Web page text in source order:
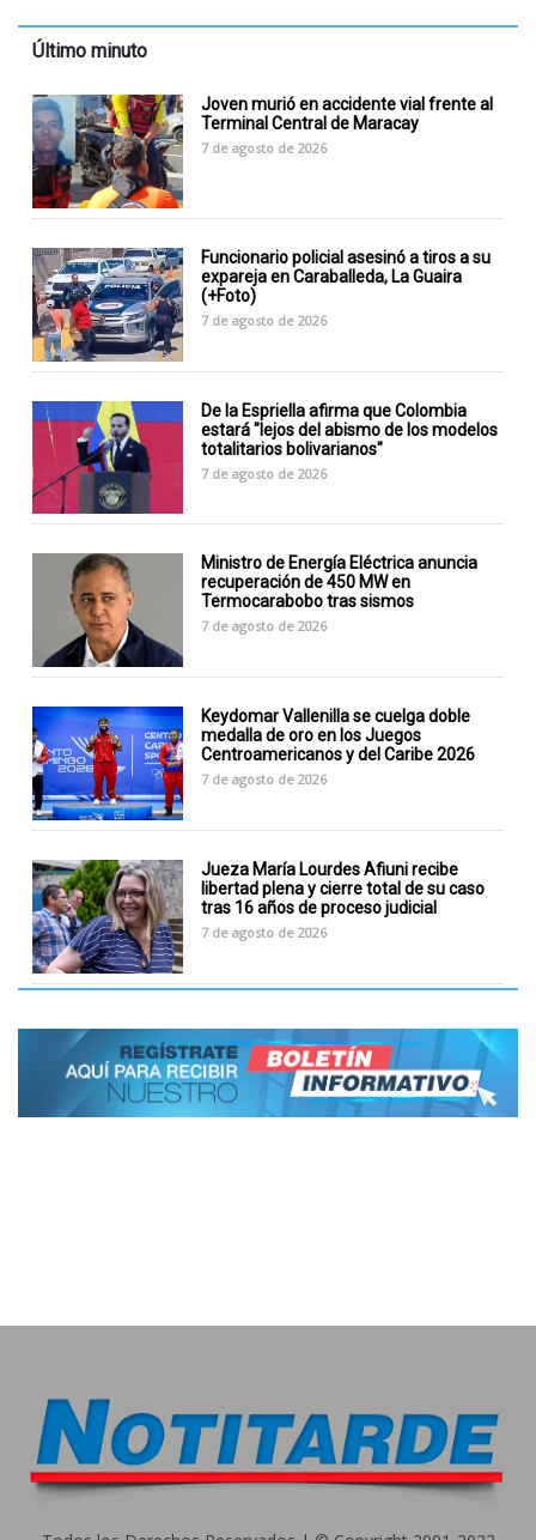
Último minuto
Joven murió en accidente vial frente al
Terminal Central de Maracay
7 de agosto de 2026
Funcionario policial asesinó a tiros a su
expareja en Caraballeda, La Guaira
(+Foto)
7 de agosto de 2026
De la Espriella afirma que Colombia
estará "lejos del abismo de los modelos
totalitarios bolivarianos"
7 de agosto de 2026
Ministro de Energía Eléctrica anuncia
recuperación de 450 MW en
Termocarabobo tras sismos
7 de agosto de 2026
Keydomar Vallenilla se cuelga doble
medalla de oro en los Juegos
Centroamericanos y del Caribe 2026
7 de agosto de 2026
Jueza María Lourdes Afiuni recibe
libertad plena y cierre total de su caso
tras 16 años de proceso judicial
7 de agosto de 2026